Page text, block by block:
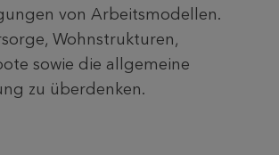
von Arbeitsmodellen.
Wohnstrukturen,
sowie die allgemeine
zu überdenken.